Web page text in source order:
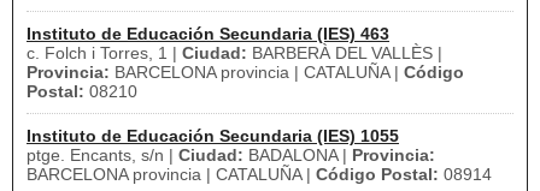
Instituto de Educación Secundaria (IES) 463
c. Folch i Torres, 1 | Ciudad: BARBERÀ DEL VALLÈS |
Provincia: BARCELONA provincia | CATALUÑA | Código
Postal: 08210
Instituto de Educación Secundaria (IES) 1055
ptge. Encants, s/n | Ciudad: BADALONA | Provincia:
BARCELONA provincia | CATALUÑA | Código Postal: 08914